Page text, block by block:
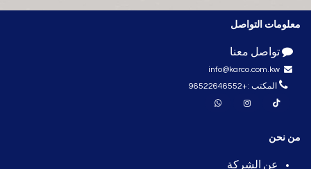
معلومات التواصل
تواصل معنا
المكتب :+96522646552
من نحن
عن الشركة